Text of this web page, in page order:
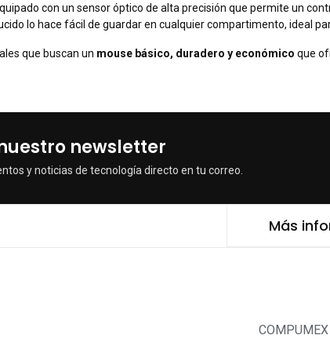
con un sensor óptico de alta precisión que permite un
lo hace fácil de guardar en cualquier compartimento, ideal
que buscan un mouse básico, duradero y económico que
newsletter
y noticias de tecnología directo en tu correo.
Más